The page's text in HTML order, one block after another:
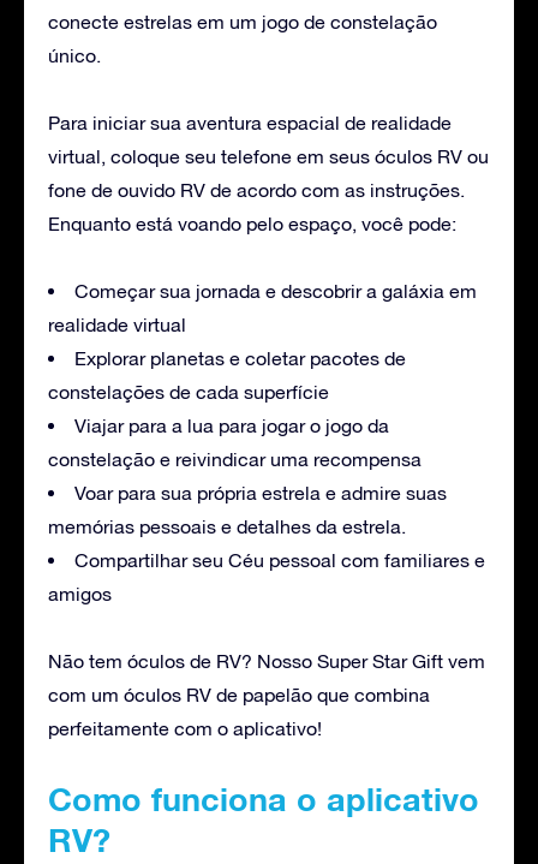
conecte estrelas em um jogo de constelação
único.
Para iniciar sua aventura espacial de realidade
virtual, coloque seu telefone em seus óculos RV ou
fone de ouvido RV de acordo com as instruções.
Enquanto está voando pelo espaço, você pode:
Começar sua jornada e descobrir a galáxia em
realidade virtual
Explorar planetas e coletar pacotes de
constelações de cada superfície
Viajar para a lua para jogar o jogo da
constelação e reivindicar uma recompensa
Voar para sua própria estrela e admire suas
memórias pessoais e detalhes da estrela.
Compartilhar seu Céu pessoal com familiares e
amigos
Não tem óculos de RV? Nosso Super Star Gift vem
com um óculos RV de papelão que combina
perfeitamente com o aplicativo!
Como funciona o aplicativo
RV?